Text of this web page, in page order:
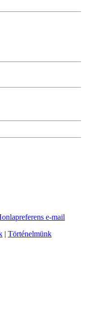
e-mail
| Történelmünk